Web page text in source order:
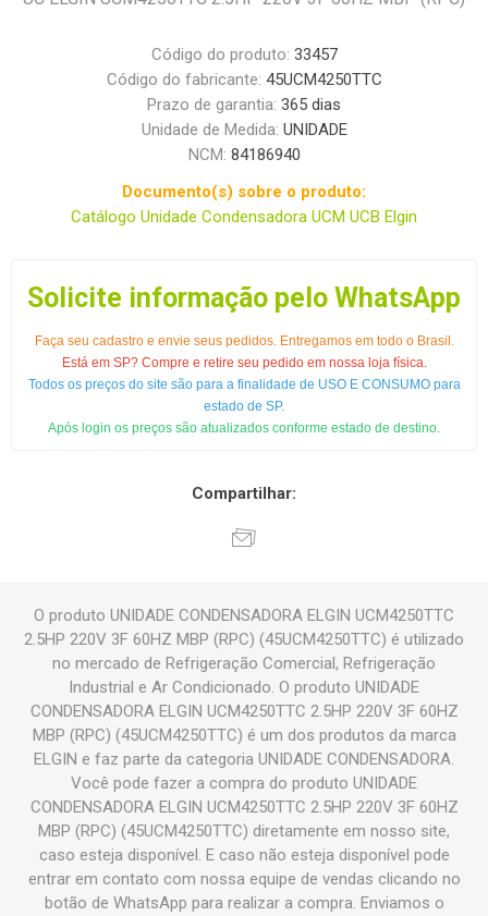
Código do produto: 33457
Código do fabricante: 45UCM4250TTC
Prazo de garantia: 365 dias
Unidade de Medida: UNIDADE
NCM: 84186940
Documento(s) sobre o produto:
Catálogo Unidade Condensadora UCM UCB Elgin
Solicite informação pelo WhatsApp
Faça seu cadastro e envie seus pedidos. Entregamos em todo o Brasil.
Está em SP? Compre e retire seu pedido em nossa loja física.
Todos os preços do site são para a finalidade de USO E CONSUMO para
estado de SP.
Após login os preços são atualizados conforme estado de destino.
Compartilhar:
O produto UNIDADE CONDENSADORA ELGIN UCM4250TTC
2.5HP 220V 3F 60HZ MBP (RPC) (45UCM4250TTC) é utilizado
no mercado de Refrigeração Comercial, Refrigeração
Industrial e Ar Condicionado. O produto UNIDADE
CONDENSADORA ELGIN UCM4250TTC 2.5HP 220V 3F 60HZ
MBP (RPC) (45UCM4250TTC) é um dos produtos da marca
ELGIN e faz parte da categoria UNIDADE CONDENSADORA.
Você pode fazer a compra do produto UNIDADE
CONDENSADORA ELGIN UCM4250TTC 2.5HP 220V 3F 60HZ
MBP (RPC) (45UCM4250TTC) diretamente em nosso site,
caso esteja disponível. E caso não esteja disponível pode
entrar em contato com nossa equipe de vendas clicando no
botão de WhatsApp para realizar a compra. Enviamos o